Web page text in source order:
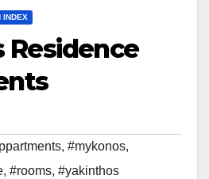
INDEX
Residence
, #mykonos,
, #rooms, #yakinthos